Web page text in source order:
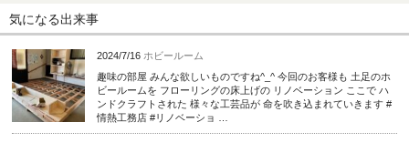
気になる出来事
2024/7/16 ホビールーム
趣味の部屋 みんな欲しいものですね^_^ 今回のお客様も 土足のホ
ビールームを フローリングの床上げの リノベーション ここで ハ
ンドクラフトされた 様々な工芸品が 命を吹き込まれていきます #
情熱工務店 #リノベーショ …